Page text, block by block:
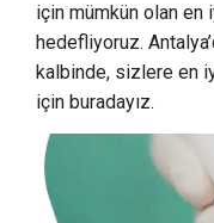
için mümkün olan
hedefliyoruz.
kalbinde, sizlere en
için buradayız.